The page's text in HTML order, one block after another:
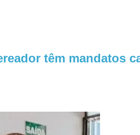
têm mandatos